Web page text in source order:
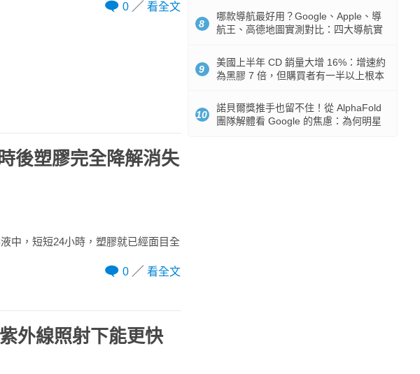
0
看全文
後塑膠完全降解消失
中，短短24小時，塑膠就已經面目全
0
看全文
外線照射下能更快
8
哪款導航最好用？Google、Apple、導
航王、高德地圖實測對比：四大導航實
9
美國上半年 CD 銷量大增 16%：增速約
為黑膠 7 倍，但購買者有一半以上根本
10
諾貝爾獎推手也留不住！從 AlphaFold
團隊解體看 Google 的焦慮：為何明星